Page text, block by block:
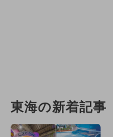
東海の新着記事